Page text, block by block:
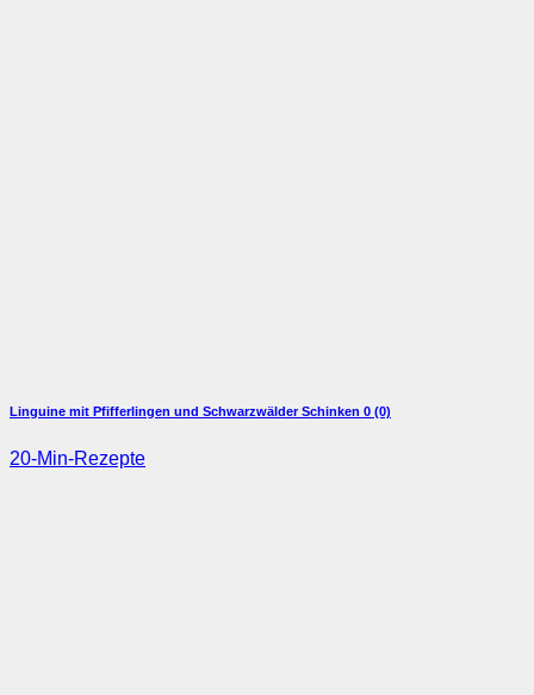
Linguine mit Pfifferlingen und Schwarzwälder Schinken 0 (0)
20-Min-Rezepte